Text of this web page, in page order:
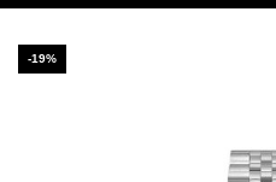
-19%